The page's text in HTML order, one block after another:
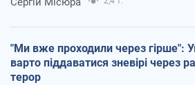
"Ми вже проходили через гірше":
варто піддаватися зневірі через
терор